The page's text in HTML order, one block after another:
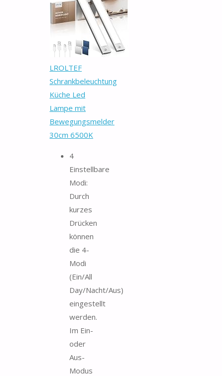
LROLTEF
Schrankbeleuchtung
Küche Led
Lampe mit
Bewegungsmelder
30cm 6500K
4
Einstellbare
Modi:
Durch
kurzes
Drücken
können
die 4-
Modi
(Ein/All
Day/Nacht/Aus)
eingestellt
werden.
Im Ein-
oder
Aus-
Modus